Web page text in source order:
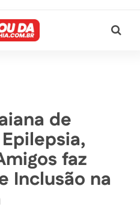
de
faz
Inclusão na